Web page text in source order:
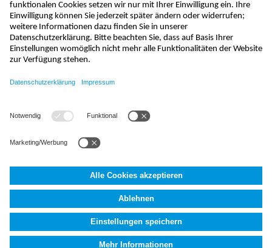
info@nivus.ch
+41 (0) 55 645 20 66
NIVUS AG,Hauptstrasse 35,8750 Glarus, Schweiz
Datenschutzerklärung